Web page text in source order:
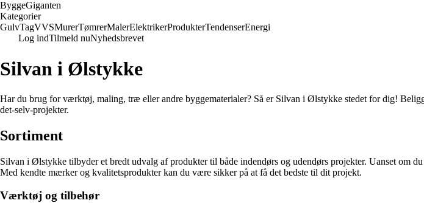
ByggeGiganten
Kategorier
GulvTagVVSMurerTømrerMalerElektrikerProdukterTendenserEnergi
Log indTilmeld nuNyhedsbrevet
Silvan i Ølstykke
Har du brug for værktøj, maling, træ eller andre byggematerialer? Så er Silvan i Ølstykke stedet for dig!
det-selv-projekter.
Sortiment
Silvan i Ølstykke tilbyder et bredt udvalg af produkter til både indendørs og udendørs projekter. Uanset om
Med kendte mærker og kvalitetsprodukter kan du være sikker på at få det bedste til dit projekt.
Værktøj og tilbehør